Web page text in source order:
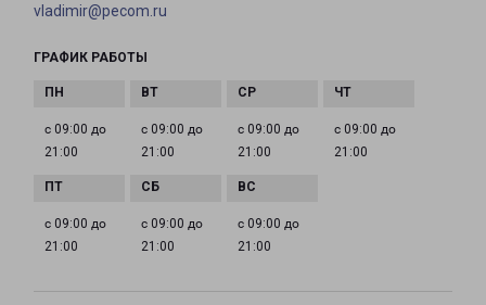
vladimir@pecom.ru
ГРАФИК РАБОТЫ
с 09:00 до
21:00
с 09:00 до
21:00
с 09:00 до
21:00
с 09:00 до
21:00
с 09:00 до
21:00
с 09:00 до
21:00
с 09:00 до
21:00